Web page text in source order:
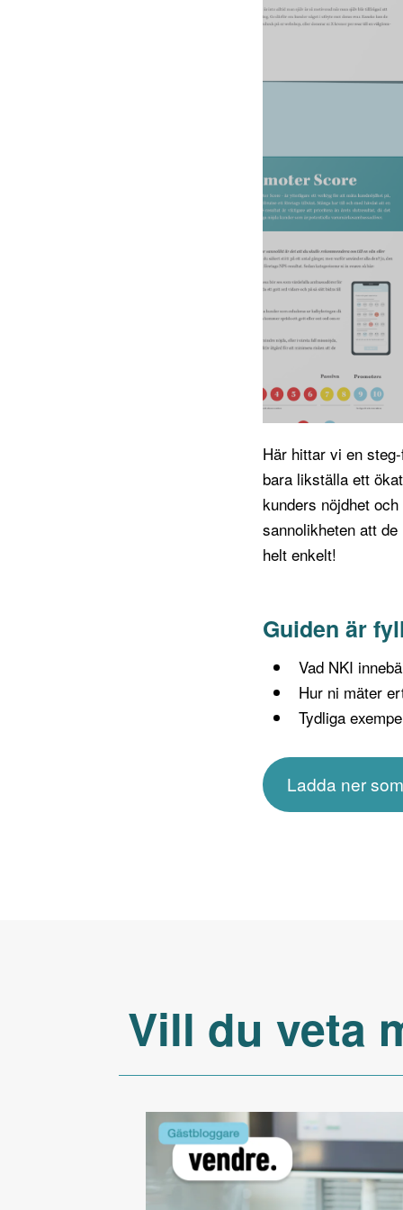
Här hittar vi en
bara likställa ett
kunders nöjdhet
sannolikheten att
helt enkelt!
Guiden är
Vad NKI
Hur ni mäter
Tydliga
Ladda ner
Vill du veta